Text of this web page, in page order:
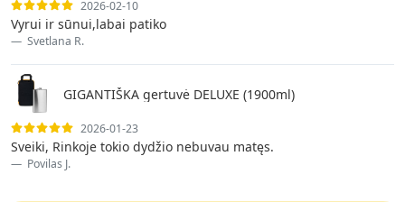
2026-02-10
Vyrui ir sūnui,labai patiko
Svetlana R.
GIGANTIŠKA gertuvė DELUXE (1900ml)
2026-01-23
Sveiki, Rinkoje tokio dydžio nebuvau matęs.
Povilas J.